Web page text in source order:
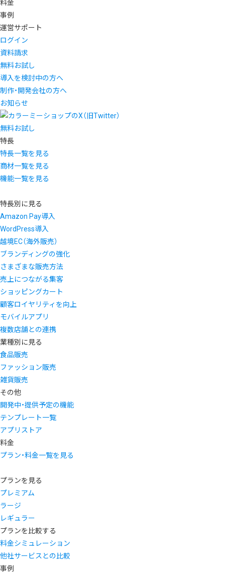
料金
事例
運営サポート
ログイン
資料請求
無料お試し
導入を検討中の方へ
制作・開発会社の方へ
お知らせ
無料お試し
特長
特長一覧を見る
商材一覧を見る
機能一覧を見る
特長別に見る
Amazon Pay導入
WordPress導入
越境EC（海外販売）
ブランディングの強化
さまざまな販売方法
売上につながる集客
ショッピングカート
顧客ロイヤリティを向上
モバイルアプリ
複数店舗との連携
業種別に見る
食品販売
ファッション販売
雑貨販売
その他
開発中・提供予定の機能
テンプレート一覧
アプリストア
料金
プラン・料金一覧を見る
プランを見る
プレミアム
ラージ
レギュラー
プランを比較する
料金シミュレーション
他社サービスとの比較
事例